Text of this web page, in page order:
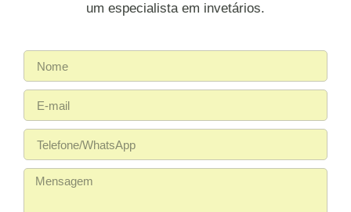
um especialista em invetários.